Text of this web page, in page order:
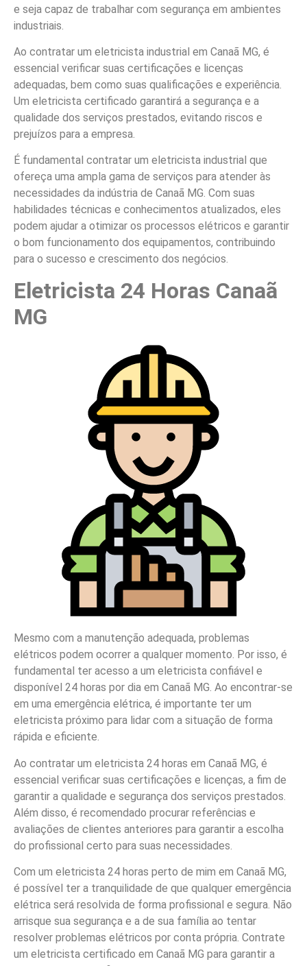
e seja capaz de trabalhar com segurança em ambientes
industriais.
Ao contratar um eletricista industrial em Canaã MG, é
essencial verificar suas certificações e licenças
adequadas, bem como suas qualificações e experiência.
Um eletricista certificado garantirá a segurança e a
qualidade dos serviços prestados, evitando riscos e
prejuízos para a empresa.
É fundamental contratar um eletricista industrial que
ofereça uma ampla gama de serviços para atender às
necessidades da indústria de Canaã MG. Com suas
habilidades técnicas e conhecimentos atualizados, eles
podem ajudar a otimizar os processos elétricos e garantir
o bom funcionamento dos equipamentos, contribuindo
para o sucesso e crescimento dos negócios.
Eletricista 24 Horas Canaã
MG
Mesmo com a manutenção adequada, problemas
elétricos podem ocorrer a qualquer momento. Por isso, é
fundamental ter acesso a um eletricista confiável e
disponível 24 horas por dia em Canaã MG. Ao encontrar-se
em uma emergência elétrica, é importante ter um
eletricista próximo para lidar com a situação de forma
rápida e eficiente.
Ao contratar um eletricista 24 horas em Canaã MG, é
essencial verificar suas certificações e licenças, a fim de
garantir a qualidade e segurança dos serviços prestados.
Além disso, é recomendado procurar referências e
avaliações de clientes anteriores para garantir a escolha
do profissional certo para suas necessidades.
Com um eletricista 24 horas perto de mim em Canaã MG,
é possível ter a tranquilidade de que qualquer emergência
elétrica será resolvida de forma profissional e segura. Não
arrisque sua segurança e a de sua família ao tentar
resolver problemas elétricos por conta própria. Contrate
um eletricista certificado em Canaã MG para garantir a